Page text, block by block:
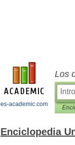
es-academic.com
Los
Enciclopedia